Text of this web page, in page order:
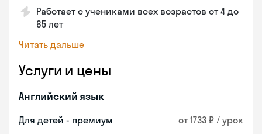
Работает с учениками всех возрастов от 4 до
65 лет
Читать дальше
Услуги и цены
Английский язык
Для детей - премиум от 1733 ₽ / урок